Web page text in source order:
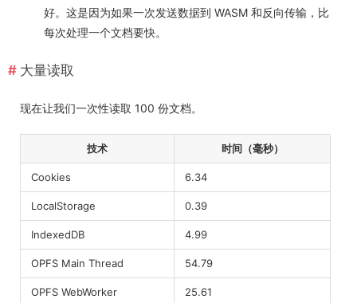
好。这是因为如果一次发送数据到 WASM 和反向传输，比
每次处理一个文档要快。
大量读取
现在让我们一次性读取 100 份文档。
技术 时间（毫秒）
Cookies 6.34
LocalStorage 0.39
IndexedDB 4.99
OPFS Main Thread 54.79
OPFS WebWorker 25.61